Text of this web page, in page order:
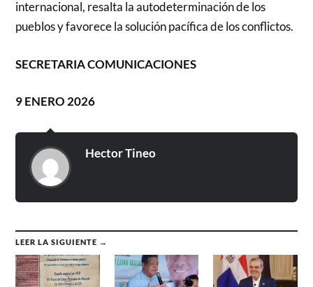
internacional, resalta la autodeterminación de los
pueblos y favorece la solución pacífica de los conflictos.
SECRETARIA COMUNICACIONES
9 ENERO 2026
Hector Tineo
LEER LA SIGUIENTE →